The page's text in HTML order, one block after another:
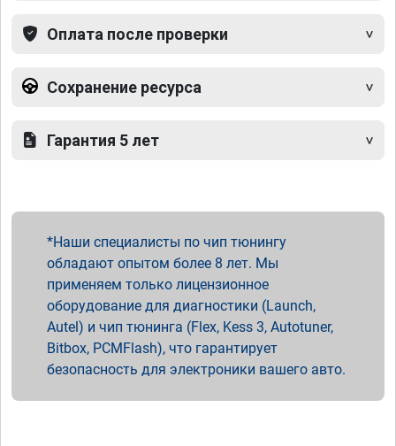
Оплата после проверки
Сохранение ресурса
Гарантия 5 лет
Наши специалисты по чип тюнингу
обладают опытом более 8 лет. Мы
применяем только лицензионное
оборудование для диагностики (Launch,
Autel) и чип тюнинга (Flex, Kess 3, Autotuner,
Bitbox, PCMFlash), что гарантирует
безопасность для электроники вашего авто.